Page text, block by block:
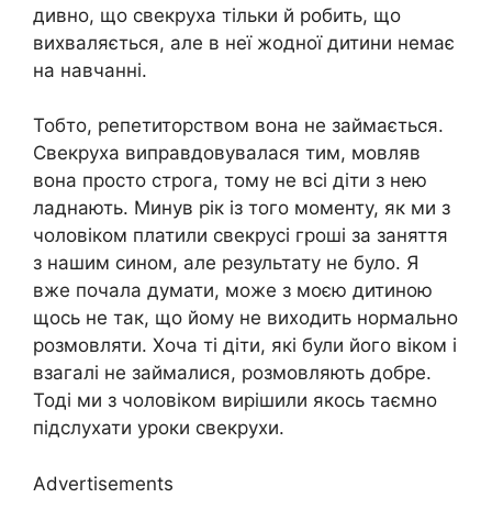
дивно, що свекруха тільки й робить, що
вихваляється, але в неї жодної дитини немає
на навчанні.
Тобто, репетиторством вона не займається.
Свекруха виправдовувалася тим, мовляв
вона просто строга, тому не всі діти з нею
ладнають. Минув рік із того моменту, як ми з
чоловіком платили свекрусі гроші за заняття
з нашим сином, але результату не було. Я
вже почала думати, може з моєю дитиною
щось не так, що йому не виходить нормально
розмовляти. Хоча ті діти, які були його віком і
взагалі не займалися, розмовляють добре.
Тоді ми з чоловіком вирішили якось таємно
підслухати уроки свекрухи.
Advertisements